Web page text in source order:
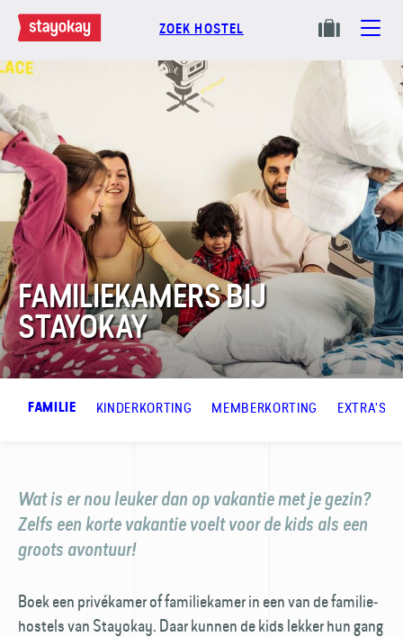
ZOEK HOSTEL
FAMILIEKAMERS BIJ
STAYOKAY
FAMILIE KINDERKORTING MEMBERKORTING EXTRA'S
Wat is er nou leuker dan op vakantie met je gezin?
Zelfs een korte vakantie voelt voor de kids als een
groots avontuur!
Boek een privékamer of familiekamer in een van de familie­
hostels van Stayokay. Daar kunnen de kids lekker hun gang